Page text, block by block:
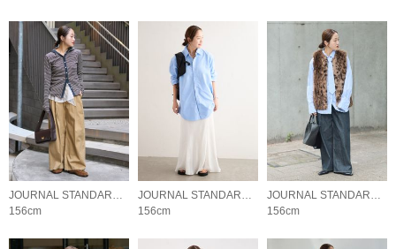
JOURNAL STANDARD LADYS
156cm
JOURNAL STANDARD LADYS
156cm
JOURNAL STANDARD LADYS
156cm